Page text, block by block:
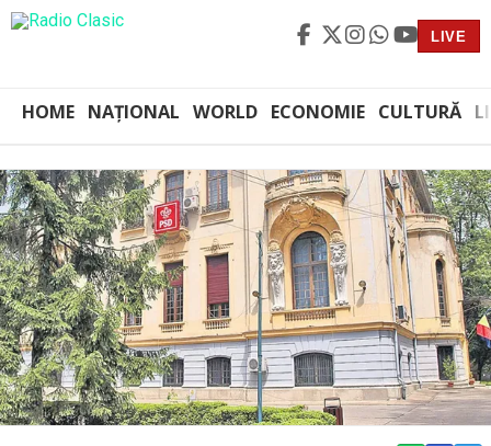
LIVE
HOME NAȚIONAL WORLD ECONOMIE CULTURĂ